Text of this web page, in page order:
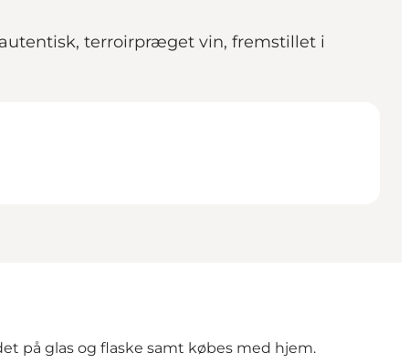
terroirpræget vin, fremstillet i
på glas og flaske samt købes med hjem.